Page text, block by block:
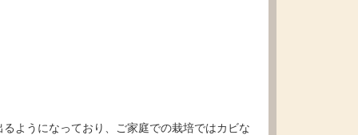
ようになっており、ご家庭での栽培ではカビな